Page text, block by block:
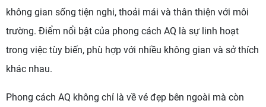
không gian sống tiện nghi, thoải mái và thân thiện với môi
trường. Điểm nổi bật của phong cách AQ là sự linh hoạt
trong việc tùy biến, phù hợp với nhiều không gian và sở thích
khác nhau.
Phong cách AQ không chỉ là về vẻ đẹp bên ngoài mà còn